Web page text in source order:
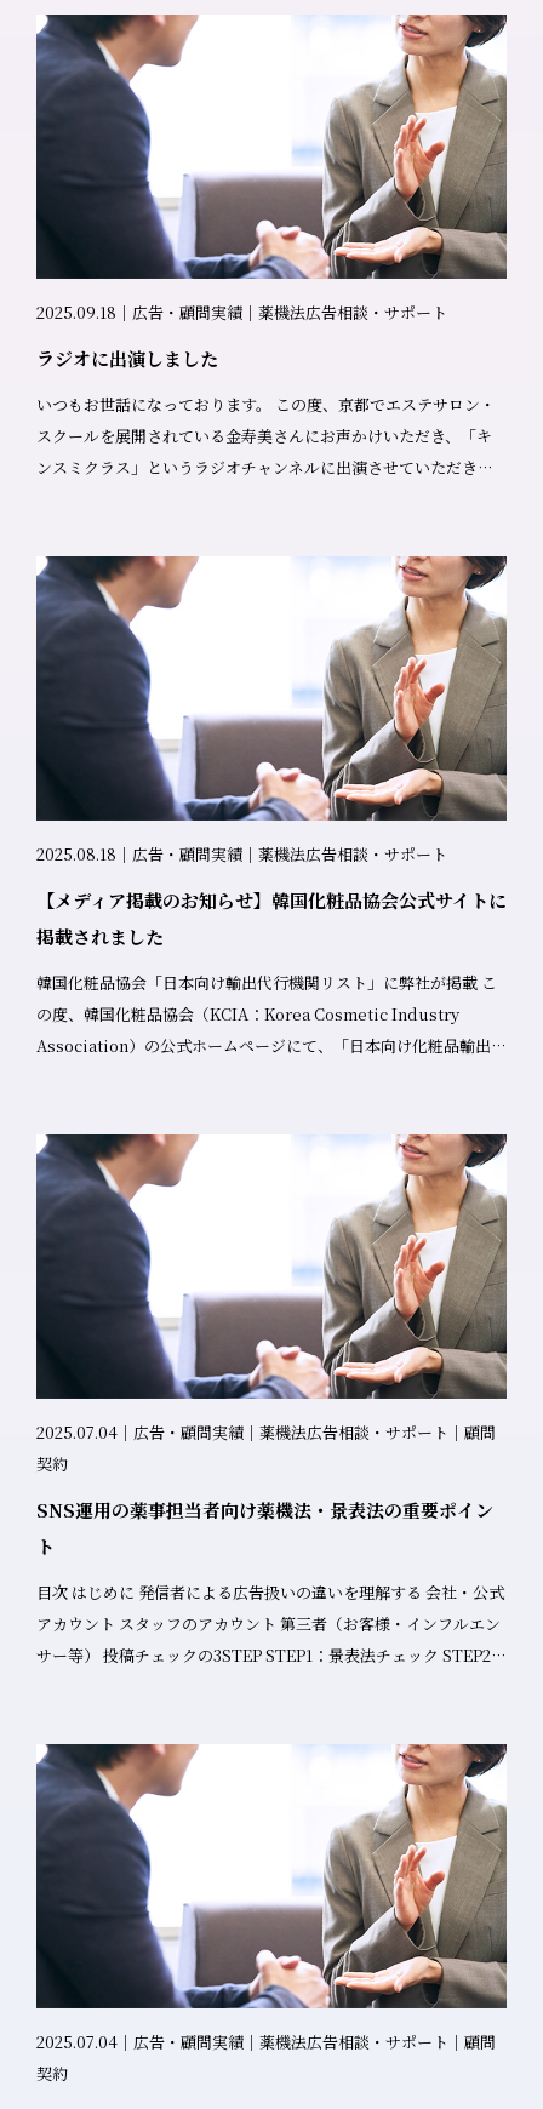
や判断基準もまったく違います。その背景を理解せずに行う薬機
法チェックは、どうしても現実とズレが生じてしまいます。 薬事
相談は「誰に何を伝えたいか」の理解から始まる 担当者の方と直
接お話しすることで、広告表現の裏にある想いや、ブランドとし
て大切にしている価値観が見えてきます。 数字だけでは測れない
部分を知ることで、「なぜこの表現が必要なのか」を前提にした
提案が可能になります。 実務に落とし込める薬機法対応・表現設
薬機法支援だと考えています。 大手企業を中心に進む薬機法コン
サルのDX化 今回の訪問を通じて強く感じたのは、薬機法チェック
ステム化や、ワークフローの整備が進むことで、業務効率は確実
に応じて、さまざまな形で課題解決をお手伝いできていること
に、大きなやりがいを感じています。 薬機法顧問として私たちが
大切にしていること 私たちが目指しているのは、「指摘して終わ
る」薬機法チェックではありません。 事業やブランドの背景を理
る関係性を築くこと 薬機法対応は、単なるリスク管理ではなく、
事業を成長させるための一つのプロセスです。そのプロセスに、
伴走する存在でありたいと考えています。 スポットの薬事相談か
薬機法チェック・薬事相談のその先へ 薬機法チェックはゴールで
はなく、スタートです。 課題を整理し、どうすれば前に進めるの
かを一緒に考える。そのために、私たちはこれからも対話と現場
薬機法顧問として、企業規模や体制に応じた柔軟な支援を行って
います。表現チェックにとどまらない薬事サポートをお求めの方
は、お気軽にご相談ください。 30分無料相談 受付中！
「ハリ感UP、潤い感で美しいバストへ」（効能中心、一般的な表
現） After 「産後、諦めていた自分を取り戻す。毎日のケアが、
頑張る私を労わるひとときになる」（潜在ニーズに寄り添う） 何
を変えたのか 薬機法の枠内で、感情的訴求を強化ハリ感・潤い感
という効能は守りながらも、その奥にある「自信の回復」「セル
フケアの充足感」を訴求 ターゲット像を深掘り「サプリでもブラ
でも解決しない悩み」を言語化し、他にはない共感ポイントを創
せることで、購買動機を高める 薬機法対応と売上向上の両立 私た
ちのアプローチ 薬機法の「効能表示の制限」は、実は「感情訴求
がどう変わるのか」「どんな気持ちになるのか」で購買を決める
薬機法の枠の中で、その感情までデザインする それが、法的にも
セーフで、売上も上がるLPの正体です。 単なる薬機法チェックに
とどまらない このプロジェクトで提供したのは、女性に売れる広
グ 効能と感情的メリットの融合 理想像の解像度を高めるコピーラ
イティング 薬機法を守りながら心に響く広告づくり 女性向け美
容・ボディケア商品のLP改善は、コンプライアンスと購買促進の
両立が鍵です。私たちは、その両方を実現するサポートをしてい
ちら https://kyk-lab.com/works/1936/
2025.09.18｜広告・顧問実績｜薬機法広告相談・サポート
ラジオに出演しました
いつもお世話になっております。 この度、京都でエステサロン・
スクールを展開されている金寿美さんにお声かけいただき、「キ
ンスミクラス」というラジオチャンネルに出演させていただきま
気を付けるべき広告表現のポイント」 多くの方が経験されている
トラブルを避けるために： 知らない間に定期購入になっていた シ
ミやしわが消えると思っていたけれど、実際は違ったなどの誇大
う、消費者目線で広告の見方を解説いたします。 第2週目：10月5
日放送 「薬事広告コンサルタントになった経緯と起業のきっか
るとともに、美容に関するこだわりもお話しています。 ぜひ聴い
ていただければと思います 普段は企業様向けのお仕事が中心です
が、今回は一般の消費者の皆様にも役立つ内容をお話しさせてい
ばと思います。 番組名： キンスミクラス放送日： 第1週 9月28
日、第2週 10月5日（予定）出演者： 金寿美（TBCA）、橋本圭子
（京都薬事広告ラボ株式会社） 聴取方法 Stand.fmアプリ各回8:30
配信https://stand.fm/channels/646b178e0b5e6b2d87f9f787
FM GIG8:00よりCチャンネル
2025.08.18｜広告・顧問実績｜薬機法広告相談・サポート
【メディア掲載のお知らせ】韓国化粧品協会公式サイトに
掲載されました
韓国化粧品協会「日本向け輸出代行機関リスト」に弊社が掲載 こ
の度、韓国化粧品協会（KCIA：Korea Cosmetic Industry
Association）の公式ホームページにて、「日本向け化粧品輸出代
（Korea Cosmetic Industry Association） 掲載日： 2025年8月
18日 掲載内容： 日本向け化粧品輸出代行機関リスト（2025年改正
版） 確認URL： https://kcia.or.kr/home/law/law_08.php?
韓国化粧品協会について 韓国化粧品協会は、韓国の化粧品産業の
発展と競争力向上を目的として設立された業界団体です。韓国の
化粧品企業の海外進出支援、技術開発促進、品質向上などの活動
を行っており、K-ビューティーの世界的な普及に重要な役割を果
出への関心が高まっています。K-ビューティーブームの影響で、
日本における韓国化粧品の需要は急速に拡大しており、多くの韓
受け、韓国化粧品協会では会員企業の海外進出支援の一環とし
て、日本の化粧品関連許認可および輸出業務を代行する機関の情
報調査を実施し、その結果として信頼できる代行機関のリストを
公開しました。 弊社のサービス内容 弊社では、韓国化粧品企業様
の日本市場進出を包括的にサポートするため、以下のサービスを
ィング支援 日本市場調査・分析 販路開拓支援 流通パートナー紹介
プロモーション戦略立案 ラベリング・表示対応 日本語ラベリング
作成 薬機法準拠の表示確認 パッケージデザイン調整 日本市場進出
の重要性 日本は世界第3位の化粧品市場規模を誇り、品質に対する
要求水準が高く、新しい美容トレンドに敏感な消費者が多い魅力
的な市場です。特に以下の点で韓国化粧品企業にとって重要な市
場となっています： 重要事項のご案内 韓国化粧品協会より以下の
重要事項が明記されています： 「本リストに掲載された代行機関
は、韓国化粧品協会が公式に認定または推薦する機関ではなく、
案内を通じて協会が経済的利益を得ることはなく、代行機関との
実際の業務進行時に発生する問題について、協会は民事・刑事上
2025.07.04｜広告・顧問実績｜薬機法広告相談・サポート｜顧問
契約
SNS運用の薬事担当者向け薬機法・景表法の重要ポイン
ト
目次 はじめに 発信者による広告扱いの違いを理解する 会社・公式
アカウント スタッフのアカウント 第三者（お客様・インフルエン
サー等） 投稿チェックの3STEP STEP1：景表法チェック STEP2：
ト株式会社 事例2：ロート製薬株式会社 実践的な管理体制の構築
必要なアクション チェック体制の整備 教育・研修の実施 SNS特有
のリスクと対策 プラットフォーム別注意点 炎上リスクへの対策 ま
在、薬機法や景表法の規制は従来の広告媒体を超えて、
Instagram、YouTube、X（旧Twitter）、Threadsなど、あら
ゆるSNSプラットフォームに及んでいます。 中小企業の薬事担当
者にとって、SNS運用における法的リスクの理解と適切な管理体
制の構築は、もはや避けて通れない重要な課題です。本記事で
は、SNS運用で特に注意すべき薬機法・景表法のポイントを実践
的に解説します。 発信者による広告扱いの違いを理解する SNS運
2025.07.04｜広告・顧問実績｜薬機法広告相談・サポート｜顧問
契約